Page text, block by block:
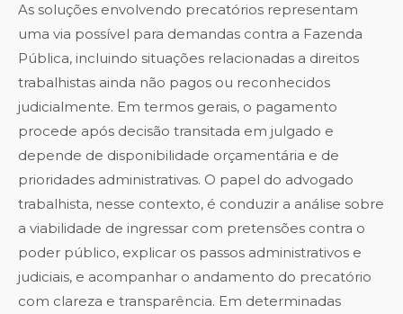
As soluções envolvendo precatórios representam
uma via possível para demandas contra a Fazenda
Pública, incluindo situações relacionadas a direitos
trabalhistas ainda não pagos ou reconhecidos
judicialmente. Em termos gerais, o pagamento
procede após decisão transitada em julgado e
depende de disponibilidade orçamentária e de
prioridades administrativas. O papel do advogado
trabalhista, nesse contexto, é conduzir a análise sobre
a viabilidade de ingressar com pretensões contra o
poder público, explicar os passos administrativos e
judiciais, e acompanhar o andamento do precatório
com clareza e transparência. Em determinadas